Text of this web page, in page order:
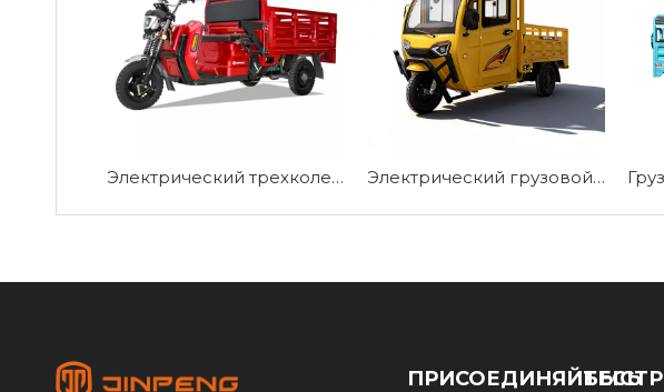
Электрический трехколесный велосипед EEC с большой нагрузкой 2000 Вт-EC-DLS150Pro Электрический грузовой трицикл с закрытой кабиной водителя E-TJ150
ПРИСОЕДИНЯЙТЕСЬ